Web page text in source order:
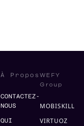
À Propos
CONTACTEZ-
NOUS
QUI
WEFY
Group
MOBISKILL
VIRTUOZ